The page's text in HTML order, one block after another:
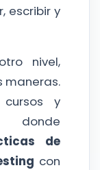
escribir y
nivel,
maneras.
cursos y
donde
de
con